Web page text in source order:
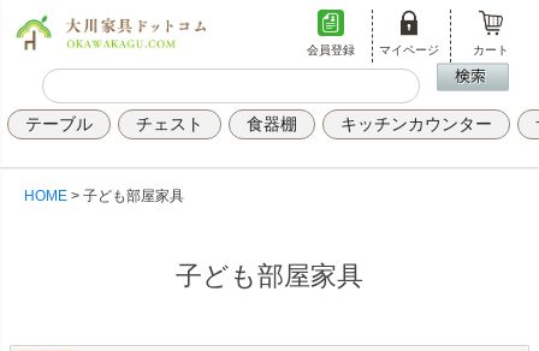
会員登録 マイページ カート
テーブル チェスト 食器棚 キッチンカウンター
HOME 子ども部屋家具
子ども部屋家具